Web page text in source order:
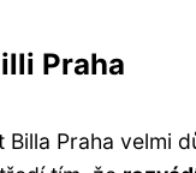
Praha
Praha velmi